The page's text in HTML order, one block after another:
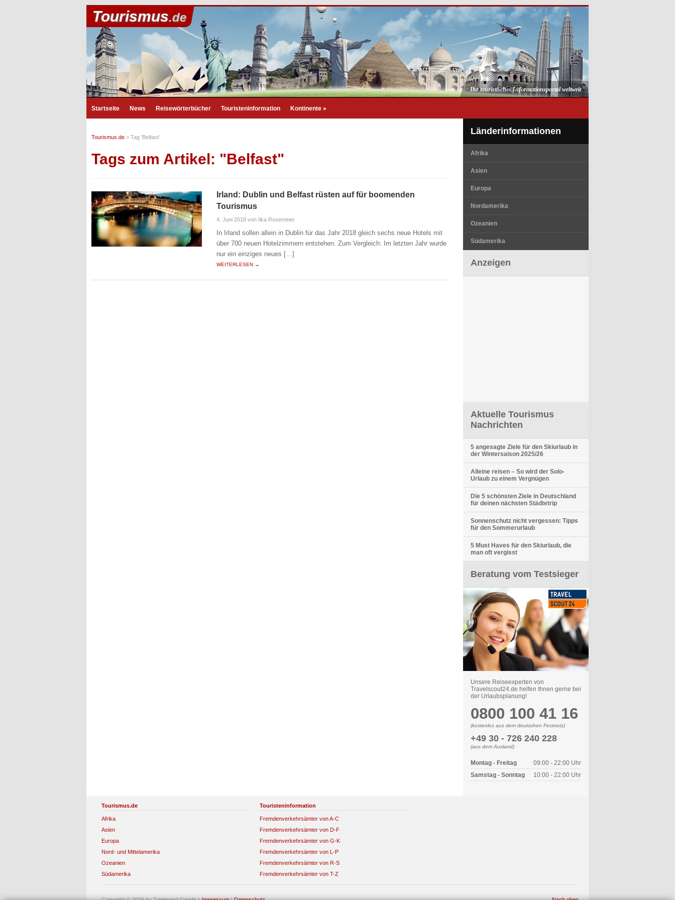
Tourismus.de
Ihr touristisches Informationsportal weltweit
Startseite News Reisewörterbücher Touristeninformation Kontinente »
Tourismus.de > Tag 'Belfast'
Tags zum Artikel: "Belfast"
Irland: Dublin und Belfast rüsten auf für boomenden
Tourismus
4. Juni 2018 von Ilka Rosemeier
In Irland sollen allein in Dublin für das Jahr 2018 gleich sechs neue Hotels mit
über 700 neuen Hotelzimmern entstehen. Zum Vergleich: Im letzten Jahr wurde
nur ein einziges neues […]
WEITERLESEN →
Länderinformationen
Afrika
Asien
Europa
Nordamerika
Ozeanien
Südamerika
Anzeigen
Aktuelle Tourismus
Nachrichten
5 angesagte Ziele für den Skiurlaub in
der Wintersaison 2025/26
Alleine reisen – So wird der Solo-
Urlaub zu einem Vergnügen
Die 5 schönsten Ziele in Deutschland
für deinen nächsten Städtetrip
Sonnenschutz nicht vergessen: Tipps
für den Sommerurlaub
5 Must Haves für den Skiurlaub, die
man oft vergisst
Beratung vom Testsieger
Unsere Reiseexperten von
Travelscout24.de helfen Ihnen gerne bei
der Urlaubsplanung!
0800 100 41 16
(kostenlos aus dem deutschen Festnetz)
+49 30 - 726 240 228
(aus dem Ausland)
Montag - Freitag
09:00 - 22:00 Uhr
Samstag - Sonntag
10:00 - 22:00 Uhr
Tourismus.de
Afrika
Asien
Europa
Nord- und Mittelamerika
Ozeanien
Südamerika
Touristeninformation
Fremdenverkehrsämter von A-C
Fremdenverkehrsämter von D-F
Fremdenverkehrsämter von G-K
Fremdenverkehrsämter von L-P
Fremdenverkehrsämter von R-S
Fremdenverkehrsämter von T-Z